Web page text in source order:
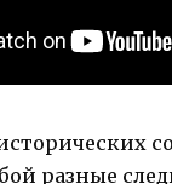
разные